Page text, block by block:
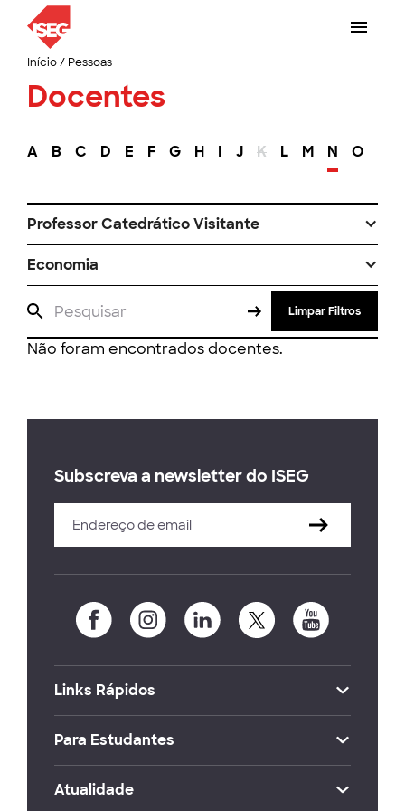
Início/ Pessoas
Docentes
A B C D E F G H I J K L M N O
Professor Catedrático Visitante
Economia
Limpar Filtros
Não foram encontrados docentes.
Subscreva a newsletter do ISEG
Links Rápidos
Para Estudantes
Atualidade